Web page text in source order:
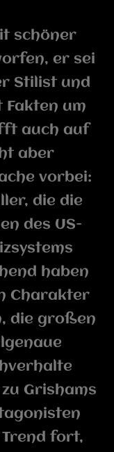
schöner
er sei
Stilist und
um
auch auf
aber
vorbei:
die die
des US-
haben
Charakter
die großen
Grishams
fort,